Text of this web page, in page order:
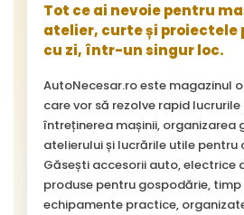
Tot ce ai nevoie pentru
atelier, curte și proiectele
cu zi, într-un singur loc.
AutoNecesar.ro este magazinul
care vor să rezolve rapid
întreținerea mașinii, organizarea
atelierului și lucrările utile pentru
Găsești accesorii auto, electrice
produse pentru gospodărie, timp
echipamente practice,